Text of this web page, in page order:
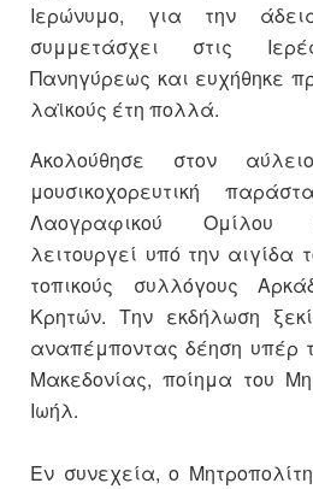
Ιερώνυμο, για την
συμμετάσχει στις
Πανηγύρεως και ευχήθηκε
λαϊκούς έτη πολλά.
Ακολούθησε στον
μουσικοχορευτική
Λαογραφικού Ομίλου
λειτουργεί υπό την αιγίδα
τοπικούς συλλόγους
Κρητών. Την εκδήλωση
αναπέμποντας δέηση υπέρ
Μακεδονίας, ποίημα του
Ιωήλ.
Εν συνεχεία, ο